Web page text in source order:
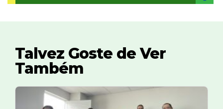
Talvez Goste de Ver
Também